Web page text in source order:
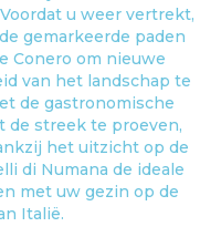
u weer vertrekt,
gemarkeerde paden
Conero om nieuwe
van het landschap te
de gastronomische
de streek te proeven,
het uitzicht op de
di Numana de ideale
met uw gezin op de
Italië.